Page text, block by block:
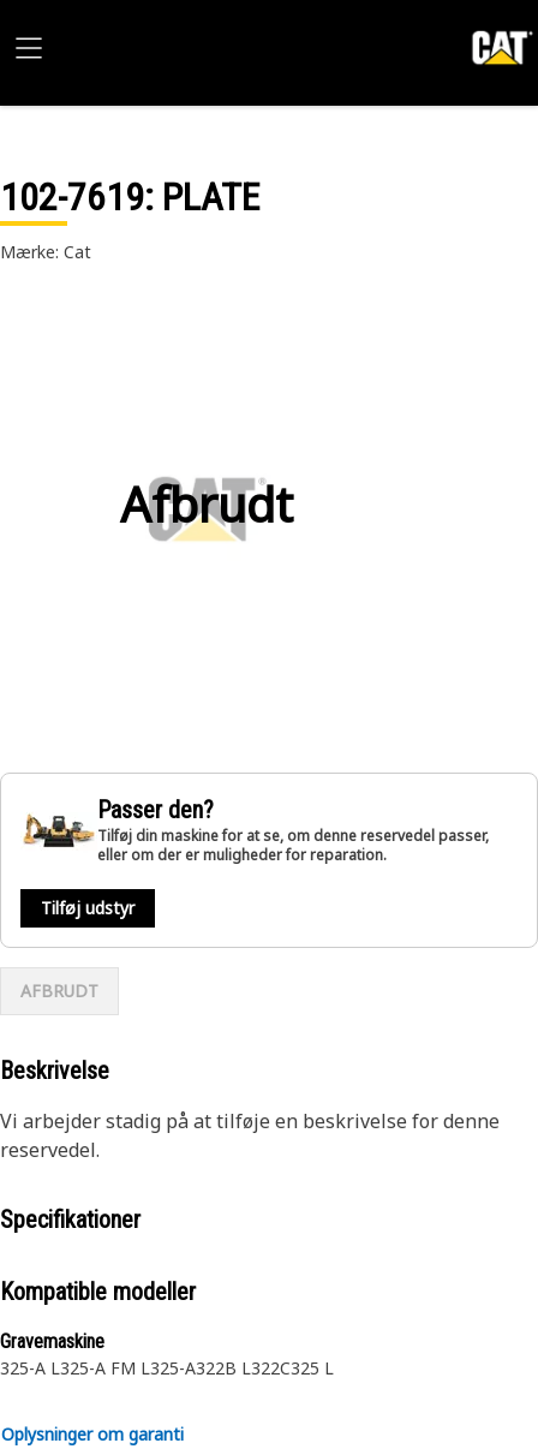
102-7619: PLATE
Mærke: Cat
Afbrudt
Passer den?
Tilføj din maskine for at se, om denne reservedel passer,
eller om der er muligheder for reparation.
Tilføj udstyr
AFBRUDT
Beskrivelse
Vi arbejder stadig på at tilføje en beskrivelse for denne
reservedel.
Specifikationer
Kompatible modeller
Gravemaskine
325-A L325-A FM L325-A322B L322C325 L
Oplysninger om garanti